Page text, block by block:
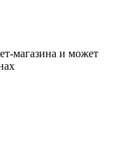
магазина и может